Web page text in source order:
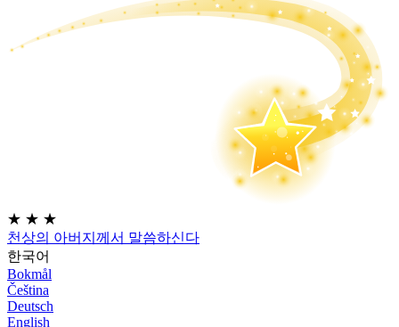
★ ★ ★
천상의 아버지께서 말씀하신다
한국어
Bokmål
Čeština
Deutsch
English